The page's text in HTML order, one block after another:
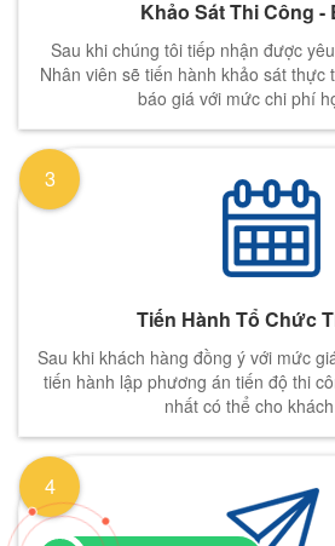
Khảo Sát Thi Công -
Sau khi chúng tôi tiếp nhận được
Nhân viên sẽ tiến hành khảo sát thực
báo giá với mức chi phí
Tiến Hành Tổ Chức
Sau khi khách hàng đồng ý với mức
tiến hành lập phương án tiến độ thi
nhất có thể cho
3
4